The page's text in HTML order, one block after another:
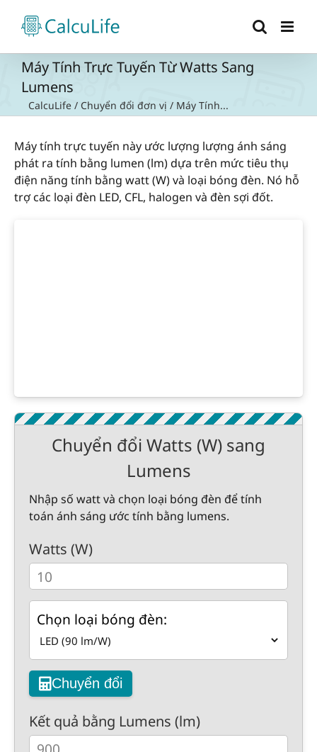
content
Máy Tính Trực Tuyến Từ Watts Sang
Lumens
CalcuLife / Chuyển đổi đơn vị / Máy Tính...
Máy tính trực tuyến này ước lượng lượng ánh sáng
phát ra tính bằng lumen (lm) dựa trên mức tiêu thụ
điện năng tính bằng watt (W) và loại bóng đèn. Nó hỗ
trợ các loại đèn LED, CFL, halogen và đèn sợi đốt.
Chuyển đổi Watts (W) sang
Lumens
Nhập số watt và chọn loại bóng đèn để tính
toán ánh sáng ước tính bằng lumens.
Watts (W)
Chọn loại bóng đèn:
Chuyển đổi
Kết quả bằng Lumens (lm)